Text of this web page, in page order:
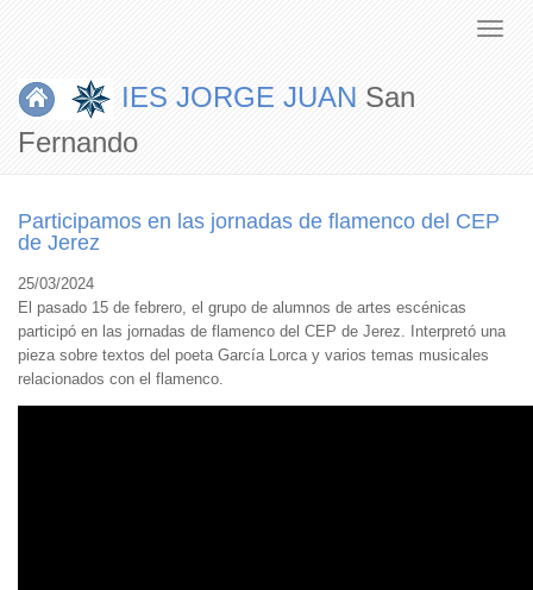
IES JORGE JUAN San
Fernando
Participamos en las jornadas de flamenco del CEP
de Jerez
25/03/2024
El pasado 15 de febrero, el grupo de alumnos de artes escénicas
participó en las jornadas de flamenco del CEP de Jerez. Interpretó una
pieza sobre textos del poeta García Lorca y varios temas musicales
relacionados con el flamenco.